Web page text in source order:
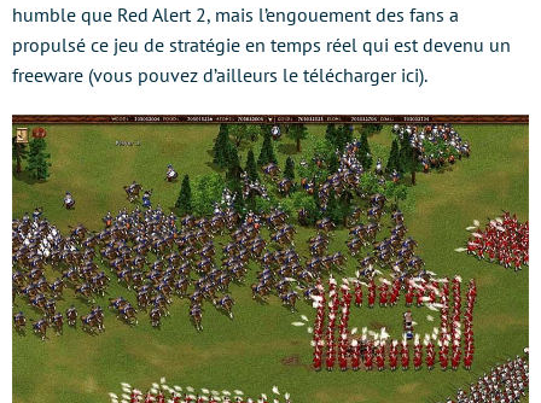
humble que Red Alert 2, mais l’engouement des fans a
propulsé ce jeu de stratégie en temps réel qui est devenu un
freeware (vous pouvez d’ailleurs le télécharger ici).